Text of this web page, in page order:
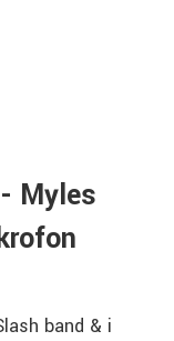
Myles
band & i